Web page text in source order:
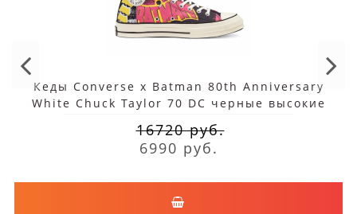
Кеды Converse x Batman 80th Anniversary
White Chuck Taylor 70 DC черные высокие
16720 руб.
6990 руб.